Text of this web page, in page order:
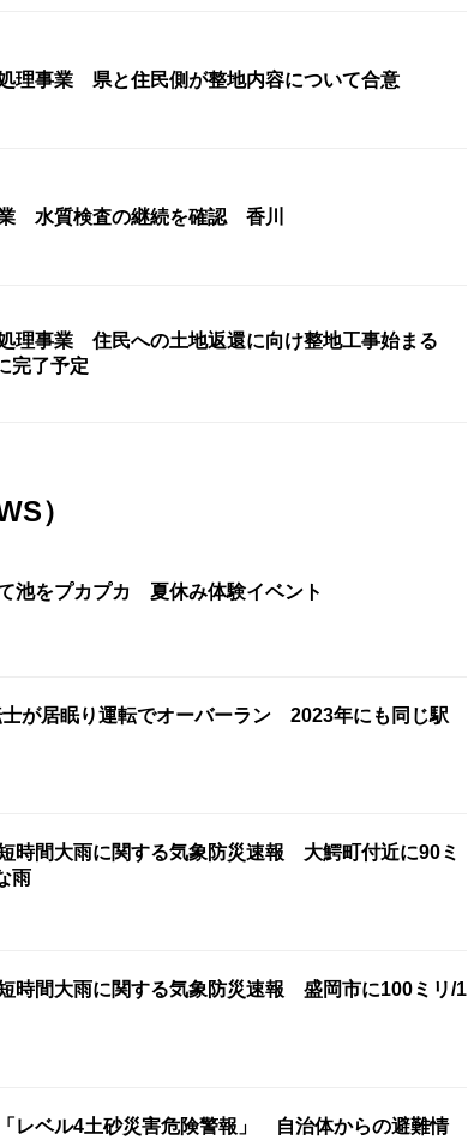
理事業 県と住民側が整地内容について合意
水質検査の継続を確認 香川
理事業 住民への土地返還に向け整地工事始まる
完了予定
）
池をプカプカ 夏休み体験イベント
が居眠り運転でオーバーラン 2023年にも同じ駅
時間大雨に関する気象防災速報 大鰐町付近に90ミ
雨
時間大雨に関する気象防災速報 盛岡市に100ミリ/1
レベル4土砂災害危険警報」 自治体からの避難情